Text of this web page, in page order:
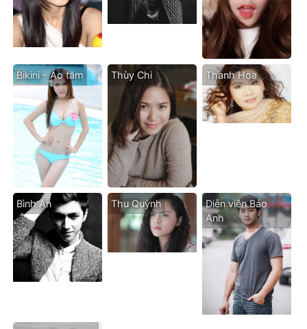
Bikini - Áo tăm Thùy Chi Thanh Hoa
Bình An Thu Quỳnh
Diễn viên Bảo
Anh